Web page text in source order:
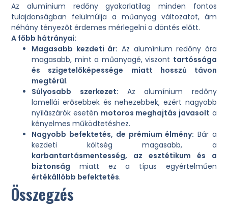
Az alumínium redőny gyakorlatilag minden fontos
tulajdonságban felülmúlja a műanyag változatot, ám
néhány tényezőt érdemes mérlegelni a döntés előtt.
A főbb hátrányai:
Magasabb kezdeti ár: Az alumínium redőny ára
magasabb, mint a műanyagé, viszont tartóssága
és szigetelőképessége miatt hosszú távon
megtérül.
Súlyosabb szerkezet: Az alumínium redőny
lamellái erősebbek és nehezebbek, ezért nagyobb
nyílászárók esetén motoros meghajtás javasolt a
kényelmes működtetéshez.
Nagyobb befektetés, de prémium élmény: Bár a
kezdeti költség magasabb, a
karbantartásmentesség, az esztétikum és a
biztonság miatt ez a típus egyértelműen
értékállóbb befektetés.
Összegzés